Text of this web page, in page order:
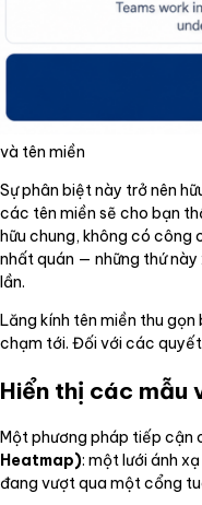
và tên miền
Sự phân biệt này trở nên
các tên miền sẽ cho bạn
hữu chung, không có công
nhất quán — những thứ
lần.
Lăng kính tên miền thu
chạm tới. Đối với các quyết
Hiển thị các mẫu
Một phương pháp tiếp cận
Heatmap): một lưới ánh
đang vượt qua một cổng